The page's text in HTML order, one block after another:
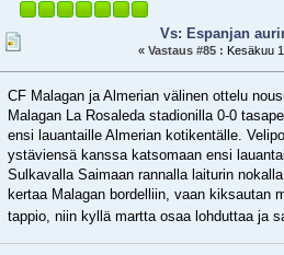
Vs: Espanjan
«Vastaus #85 : Kesäkuu
CF Malagan ja Almerian välinen ottelu
Malagan La Rosaleda stadionilla 0-0
ensi lauantaille Almerian kotikentälle.
ystäviensä kanssa katsomaan ensi
Sulkavalla Saimaan rannalla laiturin
kertaa Malagan bordelliin, vaan kiksautan
tappio, niin kyllä martta osaa lohduttaa ja